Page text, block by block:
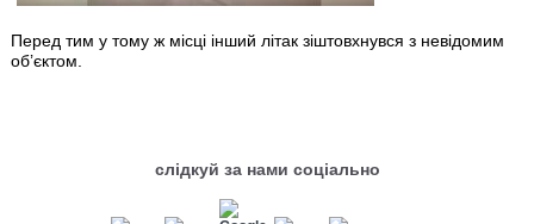
Перед тим у тому ж місці інший літак зіштовхнувся з невідомим
об’єктом.
слідкуй за нами соціально